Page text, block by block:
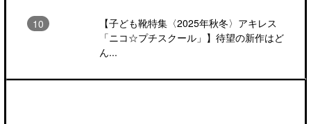
【子ども靴特集〈2025年秋冬〉アキレス
「ニコ☆プチスクール」】待望の新作はど
ん...